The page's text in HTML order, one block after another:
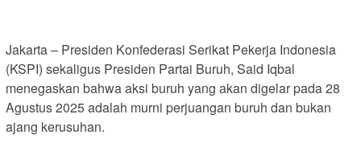
Jakarta – Presiden Konfederasi Serikat Pekerja Indonesia
(KSPI) sekaligus Presiden Partai Buruh, Said Iqbal
menegaskan bahwa aksi buruh yang akan digelar pada 28
Agustus 2025 adalah murni perjuangan buruh dan bukan
ajang kerusuhan.